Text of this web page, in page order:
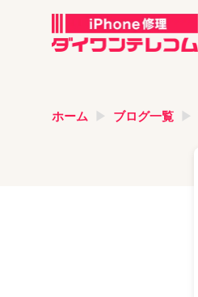
ホーム ブログ一覧